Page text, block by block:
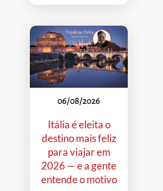
06/08/2026
Itália é eleita o
destino mais feliz
para viajar em
2026 — e a gente
entende o motivo